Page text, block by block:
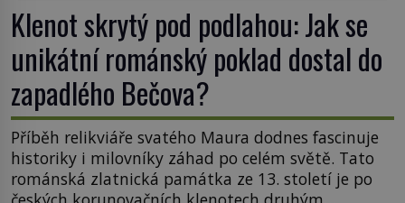
Klenot skrytý pod podlahou: Jak se
unikátní románský poklad dostal do
zapadlého Bečova?
Příběh relikviáře svatého Maura dodnes fascinuje
historiky i milovníky záhad po celém světě. Tato
románská zlatnická památka ze 13. století je po